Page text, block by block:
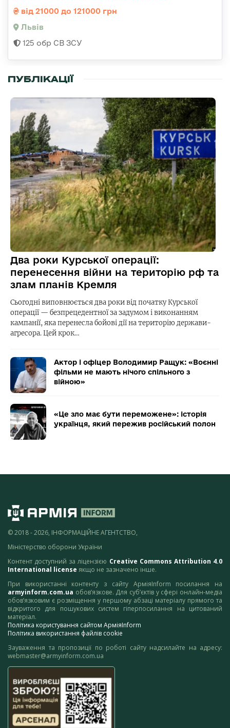
від 21000 до 121000 грн
Львів
125 обр СВ ЗСУ
ПУБЛІКАЦІЇ
Два роки Курської операції:
перенесення війни на територію рф та
злам планів Кремля
Сьогодні виповнюється два роки від початку Курської
операції — безпрецедентної за задумом і виконанням
кампанії, яка перенесла бойові дії на територію держави-
агресора. Цей крок…
Актор і офіцер Володимир Ращук: «Воєнні
фільми не мають нічого спільного з
війною»
«Це зло має бути переможене»: історія
українця, який пережив російський полон
© 2018 - 2026, ІНФОРМАЦІЙНЕ АГЕНТСТВО,
Міністерство оборони України
Контент доступний за ліцензією Creative Commons Attribution 4.0
International license якщо не зазначено інше.
При використанні контенту з сайту АрміяInform посилання на
armyinform.com.ua обов’язкове. Для суб’єктів у сфері онлайн-медіа
обов’язковим є розміщення у першому абзаці матеріалу прямого та
відкритого для пошукових систем гіперпосилання на цитований
матеріал.
Політика користування сайтом АрміяInform
Політика використання файлів cookie
Зауваження та пропозиції по роботі сайту надсилайте на адресу:
webmaster@armyinform.com.ua